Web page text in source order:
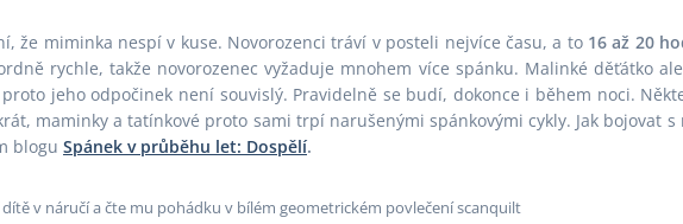
že miminka nespí v kuse. Novorozenci tráví v posteli nejvíce času, a to 16 až 20
rychle, takže novorozenec vyžaduje mnohem více spánku. Malinké děťátko
jeho odpočinek není souvislý. Pravidelně se budí, dokonce i během noci.
maminky a tatínkové proto sami trpí narušenými spánkovými cykly. Jak bojovat
blogu Spánek v průběhu let: Dospělí.